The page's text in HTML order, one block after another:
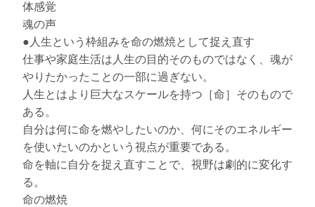
体感覚
魂の声
●人生という枠組みを命の燃焼として捉え直す
仕事や家庭生活は人生の目的そのものではなく、魂が
やりたかったことの一部に過ぎない。
人生とはより巨大なスケールを持つ［命］そのもので
ある。
自分は何に命を燃やしたいのか、何にそのエネルギー
を使いたいのかという視点が重要である。
命を軸に自分を捉え直すことで、視野は劇的に変化す
る。
命の燃焼